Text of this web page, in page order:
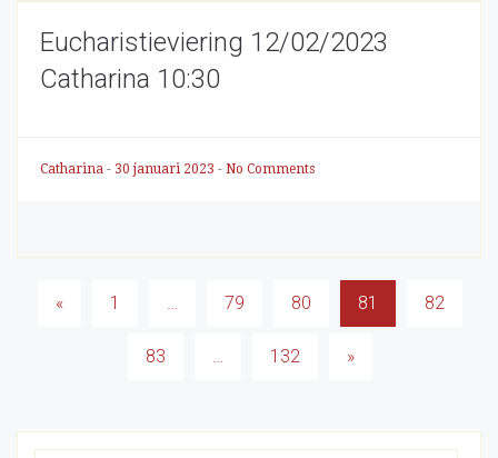
Eucharistieviering 12/02/2023
Catharina 10:30
Catharina - 30 januari 2023 - No Comments
Berichten
paginering
« 1 … 79 80 81 82
83 … 132 »